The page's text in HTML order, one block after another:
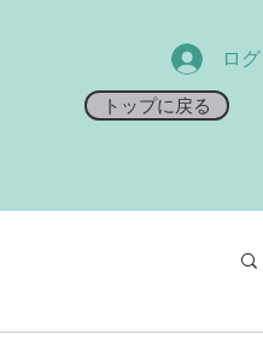
ログ
トップに戻る